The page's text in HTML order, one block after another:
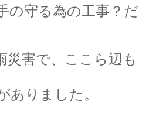
の守る為の工事？だ
災害で、ここら辺も
ありました。